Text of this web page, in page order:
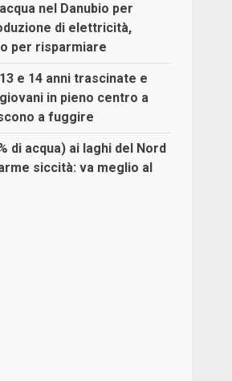
nel Danubio per
di elettricità,
per risparmiare
e 14 anni trascinate e
in pieno centro a
a fuggire
di acqua) ai laghi del Nord
siccità: va meglio al